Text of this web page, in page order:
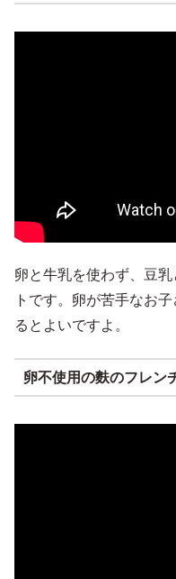
卵と牛乳を使わず、豆
トです。卵が苦手なお
るとよいですよ。
卵不使用の麩のフレン